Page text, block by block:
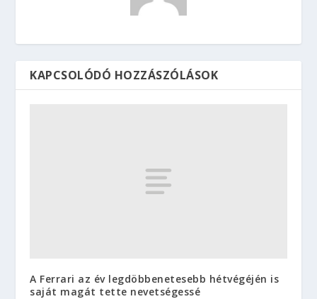
KAPCSOLÓDÓ HOZZÁSZÓLÁSOK
A Ferrari az év legdöbbenetesebb hétvégéjén is
saját magát tette nevetségessé